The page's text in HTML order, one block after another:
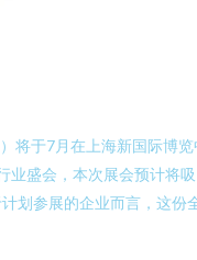
将于7月在上海新国际博览
业盛会，本次展会预计将
划参展的企业而言，这份